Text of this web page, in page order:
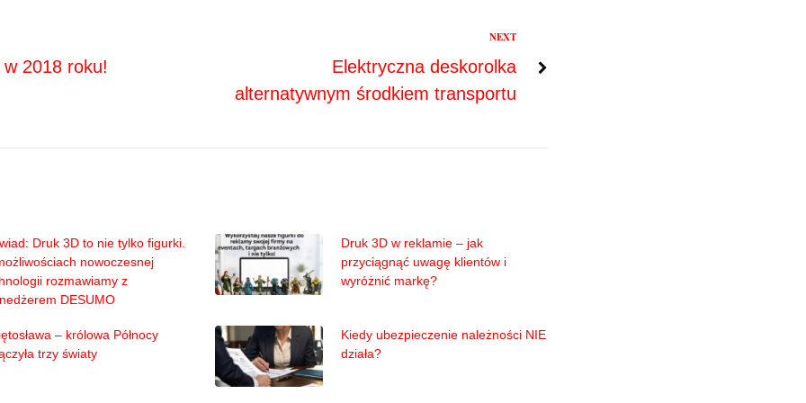
2018 roku!
NEXT
Elektryczna deskorolka
alternatywnym środkiem transportu
Druk 3D to nie tylko figurki.
nowoczesnej
rozmawiamy z
DESUMO
Druk 3D w reklamie – jak
przyciągnąć uwagę klientów i
wyróżnić markę?
– królowa Północy
trzy światy
Kiedy ubezpieczenie należności NIE
działa?